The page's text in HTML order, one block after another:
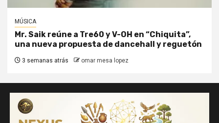
MÚSICA
Mr. Saik reúne a Tre60 y V-OH en “Chiquita”,
una nueva propuesta de dancehall y reguetón
3 semanas atrás omar mesa lopez